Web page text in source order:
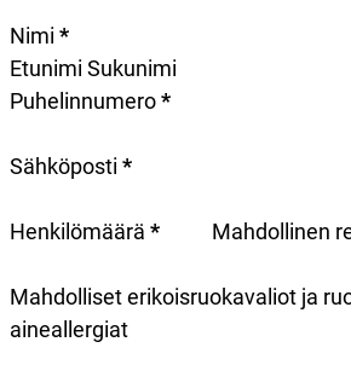
Section
Nimi *
Puhelinnumero*
Sähköposti *
Henkilömäärä * Mahdollinen
Mahdolliset erikoisruokavaliot ja
aineallergiat